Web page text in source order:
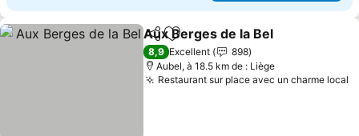
PartagerAjouter à mes favoris
Aux Berges de la Bel
8,9 Excellent
898
Aubel, à 18.5 km de : Liège
Restaurant sur place avec un charme local